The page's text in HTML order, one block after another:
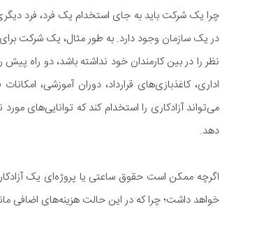
چرا یک شرکت باید به جای استخدام یک فرد، فرد
در یک سازمان وجود دارد. به طور مثال، یک شرکت
نظر را در بین کارمندان خود نداشته باشد، دو راه
اداری، کاغذبازی‌های قرارداد، دوران آموزشی،
می‌تواند آزادکاری را استخدام کند که توانایی‌های
دهد.
اگرچه ممکن است حقوق ساعتی یا پروژه‌ای یک
خواهد داشت؛ چرا که در این حالت هزینه‌های اضافی